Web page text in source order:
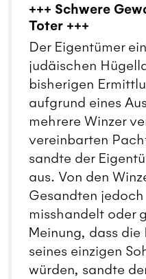
+++ Schwere
Toter +++
Der Eigentümer
judäischen
bisherigen
aufgrund eines
mehrere Winzer
vereinbarten
sandte der
aus. Von den
Gesandten
misshandelt oder
Meinung, dass
seines einzigen
würden, sandte